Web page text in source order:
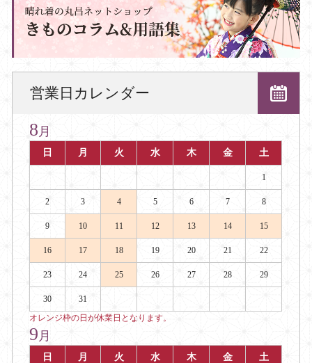
営業日カレンダー
8 月
日 月 火 水 木 金 土
1
2 3 4 5 6 7 8
9 10 11 12 13 14 15
16 17 18 19 20 21 22
23 24 25 26 27 28 29
30
31
オレンジ枠の日が休業日となります。
9 月
日 月 火 水 木 金 土